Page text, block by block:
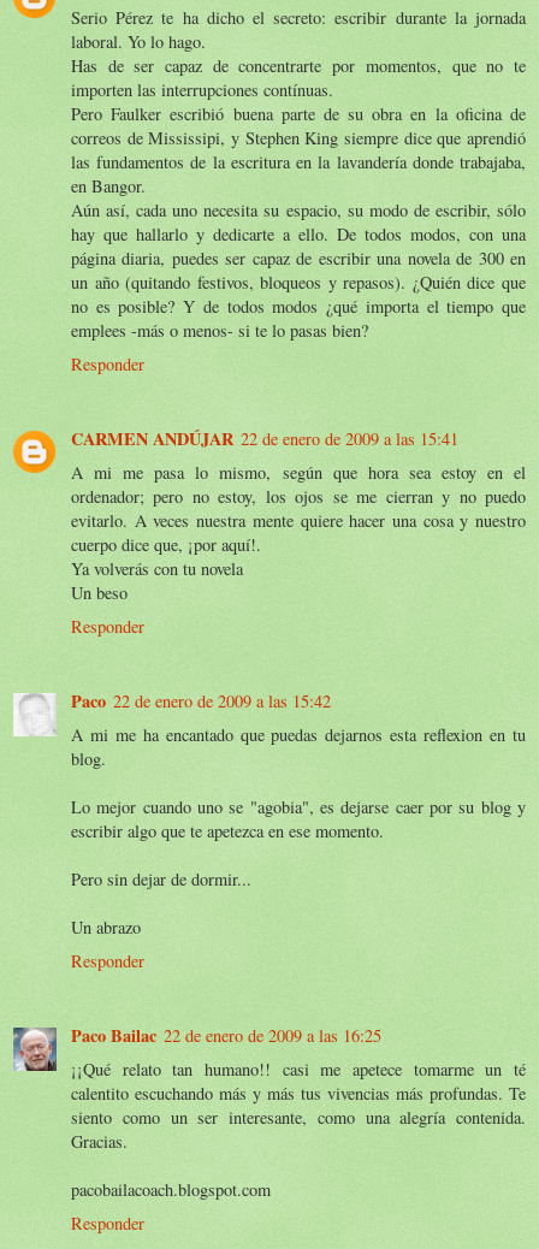
Serio Pérez te ha dicho el secreto: escribir durante la jornada
laboral. Yo lo hago.
Has de ser capaz de concentrarte por momentos, que no te
importen las interrupciones contínuas.
Pero Faulker escribió buena parte de su obra en la oficina de
correos de Mississipi, y Stephen King siempre dice que aprendió
las fundamentos de la escritura en la lavandería donde trabajaba,
en Bangor.
Aún así, cada uno necesita su espacio, su modo de escribir, sólo
hay que hallarlo y dedicarte a ello. De todos modos, con una
página diaria, puedes ser capaz de escribir una novela de 300 en
un año (quitando festivos, bloqueos y repasos). ¿Quién dice que
no es posible? Y de todos modos ¿qué importa el tiempo que
emplees -más o menos- si te lo pasas bien?
Responder
CARMEN ANDÚJAR 22 de enero de 2009 a las 15:41
A mi me pasa lo mismo, según que hora sea estoy en el
ordenador; pero no estoy, los ojos se me cierran y no puedo
evitarlo. A veces nuestra mente quiere hacer una cosa y nuestro
cuerpo dice que, ¡por aquí!.
Ya volverás con tu novela
Un beso
Responder
Paco 22 de enero de 2009 a las 15:42
A mi me ha encantado que puedas dejarnos esta reflexion en tu
blog.
Lo mejor cuando uno se "agobia", es dejarse caer por su blog y
escribir algo que te apetezca en ese momento.
Pero sin dejar de dormir...
Un abrazo
Responder
Paco Bailac 22 de enero de 2009 a las 16:25
¡¡Qué relato tan humano!! casi me apetece tomarme un té
calentito escuchando más y más tus vivencias más profundas. Te
siento como un ser interesante, como una alegría contenida.
Gracias.
pacobailacoach.blogspot.com
Responder